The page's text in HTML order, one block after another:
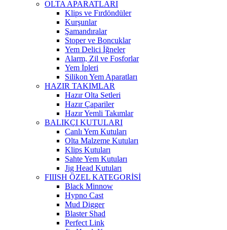
OLTA APARATLARI
Klips ve Fırdöndüler
Kurşunlar
Şamandıralar
Stoper ve Boncuklar
Yem Delici İğneler
Alarm, Zil ve Fosforlar
Yem İpleri
Silikon Yem Aparatları
HAZIR TAKIMLAR
Hazır Olta Setleri
Hazır Çapariler
Hazır Yemli Takımlar
BALIKÇI KUTULARI
Canlı Yem Kutuları
Olta Malzeme Kutuları
Klips Kutuları
Sahte Yem Kutuları
Jig Head Kutuları
FIIISH ÖZEL KATEGORİSİ
Black Minnow
Hypno Cast
Mud Digger
Blaster Shad
Perfect Link